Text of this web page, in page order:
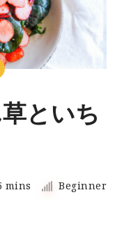
といち
mins Beginner